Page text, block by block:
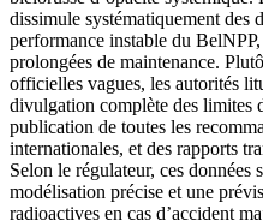
dissimule systématiquement des
performance instable du
prolongées de maintenance.
officielles vagues, les autorités
divulgation complète des limites
publication de toutes les
internationales, et des rapports
Selon le régulateur, ces données
modélisation précise et une
radioactives en cas d’accident